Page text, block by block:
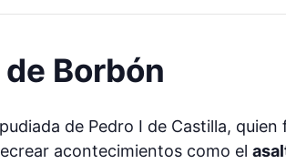
Borbón
de Pedro I de Castilla,
acontecimientos como el